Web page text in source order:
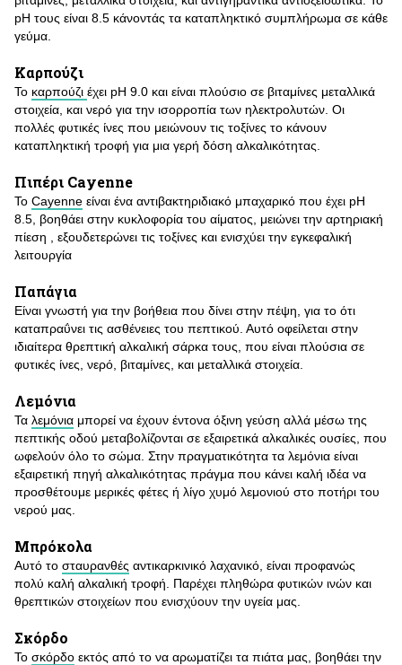
pH τους είναι 8.5 κάνοντάς τα καταπληκτικό συμπλήρωμα σε κάθε
γεύμα.
Καρπούζι
Το καρπούζι έχει pH 9.0 και είναι πλούσιο σε βιταμίνες μεταλλικά
στοιχεία, και νερό για την ισορροπία των ηλεκτρολυτών. Οι
πολλές φυτικές ίνες που μειώνουν τις τοξίνες το κάνουν
καταπληκτική τροφή για μια γερή δόση αλκαλικότητας.
Πιπέρι Cayenne
Το Cayenne είναι ένα αντιβακτηριδιακό μπαχαρικό που έχει pH
8.5, βοηθάει στην κυκλοφορία του αίματος, μειώνει την αρτηριακή
πίεση , εξουδετερώνει τις τοξίνες και ενισχύει την εγκεφαλική
λειτουργία
Παπάγια
Είναι γνωστή για την βοήθεια που δίνει στην πέψη, για το ότι
καταπραΰνει τις ασθένειες του πεπτικού. Αυτό οφείλεται στην
ιδιαίτερα θρεπτική αλκαλική σάρκα τους, που είναι πλούσια σε
φυτικές ίνες, νερό, βιταμίνες, και μεταλλικά στοιχεία.
Λεμόνια
Τα λεμόνια μπορεί να έχουν έντονα όξινη γεύση αλλά μέσω της
πεπτικής οδού μεταβολίζονται σε εξαιρετικά αλκαλικές ουσίες, που
ωφελούν όλο το σώμα. Στην πραγματικότητα τα λεμόνια είναι
εξαιρετική πηγή αλκαλικότητας πράγμα που κάνει καλή ιδέα να
προσθέτουμε μερικές φέτες ή λίγο χυμό λεμονιού στο ποτήρι του
νερού μας.
Μπρόκολα
Αυτό το σταυρανθές αντικαρκινικό λαχανικό, είναι προφανώς
πολύ καλή αλκαλική τροφή. Παρέχει πληθώρα φυτικών ινών και
θρεπτικών στοιχείων που ενισχύουν την υγεία μας.
Σκόρδο
Το σκόρδο εκτός από το να αρωματίζει τα πιάτα μας, βοηθάει την